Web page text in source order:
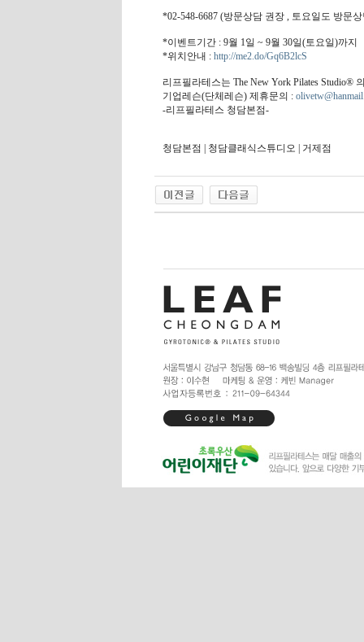
*02-548-6687 (방문상담 권장 , 토요일도 방문
*이벤트기간 : 9월 1일 ~ 9월 30일(토요일)까지
*위치안내 : http://me2.do/Gq6B2lcS
리프필라테스는 The New York Pilates Studio®
기업레슨(단체레슨) 제휴문의 :
-리프필라테스 청담본점-
청담본점 | 청담클래식스튜디오 | 거제점